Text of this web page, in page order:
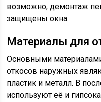
возможно, демонтаж
защищены окна.
Материалы для
Основными
откосов наружных
пластик и металл. В
используют её и